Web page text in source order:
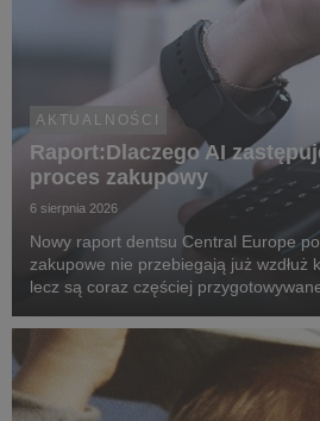
AKTUALNOŚCI
Raport:Dlaczego AI
proces zakupowy
6 sierpnia 2026
Nowy raport dentsu Central Europe
zakupowe nie przebiegają już wzdłuż
lecz są coraz częściej
inteligencji.